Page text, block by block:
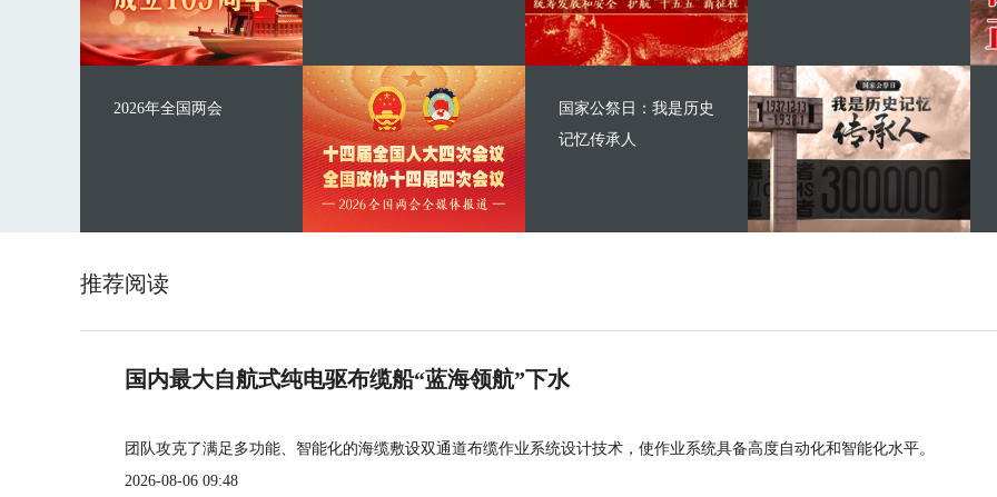
2026年全国两会
国家公祭日：我是历史
记忆传承人
推荐阅读
国内最大自航式纯电驱布缆船“蓝海领航”下水
团队攻克了满足多功能、智能化的海缆敷设双通道布缆作业系统设计技术，使作业系统具备高度自动化和智能化水平。
2026-08-06 09:48